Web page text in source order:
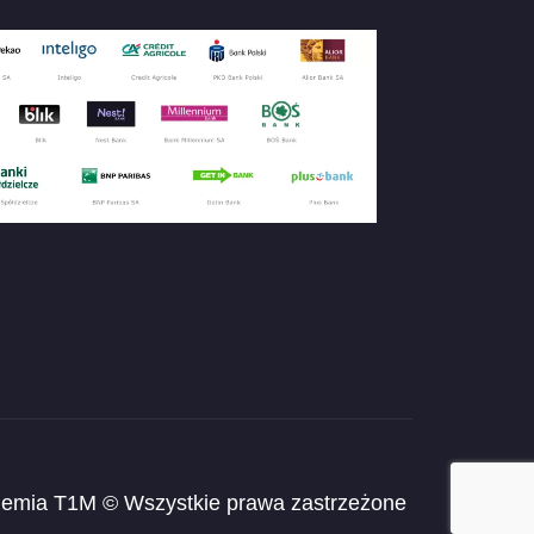
T1M © Wszystkie prawa zastrzeżone